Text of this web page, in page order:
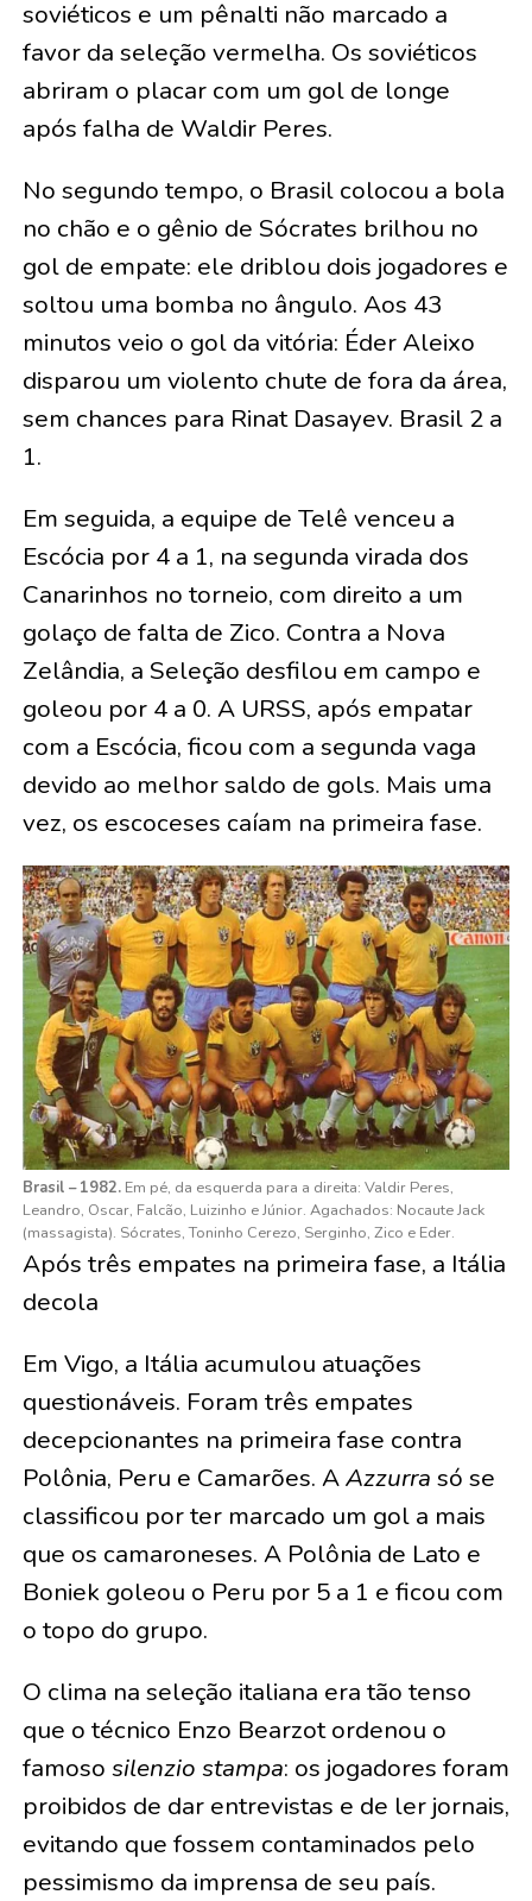
soviéticos e um pênalti não marcado a
favor da seleção vermelha. Os soviéticos
abriram o placar com um gol de longe
após falha de Waldir Peres.
No segundo tempo, o Brasil colocou a bola
no chão e o gênio de Sócrates brilhou no
gol de empate: ele driblou dois jogadores e
soltou uma bomba no ângulo. Aos 43
minutos veio o gol da vitória: Éder Aleixo
disparou um violento chute de fora da área,
sem chances para Rinat Dasayev. Brasil 2 a
1.
Em seguida, a equipe de Telê venceu a
Escócia por 4 a 1, na segunda virada dos
Canarinhos no torneio, com direito a um
golaço de falta de Zico. Contra a Nova
Zelândia, a Seleção desfilou em campo e
goleou por 4 a 0. A URSS, após empatar
com a Escócia, ficou com a segunda vaga
devido ao melhor saldo de gols. Mais uma
vez, os escoceses caíam na primeira fase.
Brasil – 1982.Em pé, da esquerda para a direita: Valdir Peres,
Leandro, Oscar, Falcão, Luizinho e Júnior. Agachados: Nocaute Jack
(massagista). Sócrates, Toninho Cerezo, Serginho, Zico e Eder.
Após três empates na primeira fase, a Itália
decola
Em Vigo, a Itália acumulou atuações
questionáveis. Foram três empates
decepcionantes na primeira fase contra
Polônia, Peru e Camarões. AAzzurra só se
classificou por ter marcado um gol a mais
que os camaroneses. A Polônia de Lato e
Boniek goleou o Peru por 5 a 1 e ficou com
o topo do grupo.
O clima na seleção italiana era tão tenso
que o técnico Enzo Bearzot ordenou o
famoso silenzio stampa: os jogadores foram
proibidos de dar entrevistas e de ler jornais,
evitando que fossem contaminados pelo
pessimismo da imprensa de seu país.